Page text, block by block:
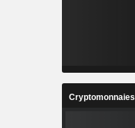
Cryptomonnaies